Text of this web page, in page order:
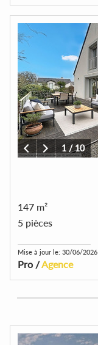
1/10
147 m²
5 pièces
Mise à jour le: 30/06/2026
Pro /Agence